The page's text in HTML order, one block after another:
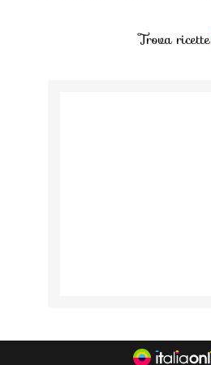
Trova ricette